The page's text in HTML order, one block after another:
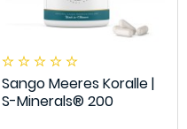
Sango Meeres Koralle |
S-Minerals® 200